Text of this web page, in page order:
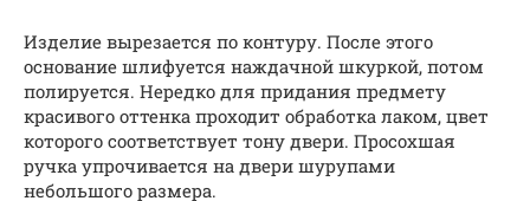
Изделие вырезается по контуру. После этого
основание шлифуется наждачной шкуркой, потом
полируется. Нередко для придания предмету
красивого оттенка проходит обработка лаком, цвет
которого соответствует тону двери. Просохшая
ручка упрочивается на двери шурупами
небольшого размера.